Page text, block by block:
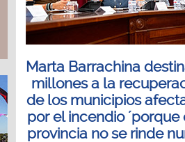
Marta Barrachina
millones a la
de los municipios
por el incendio ´porque
provincia no se rinde